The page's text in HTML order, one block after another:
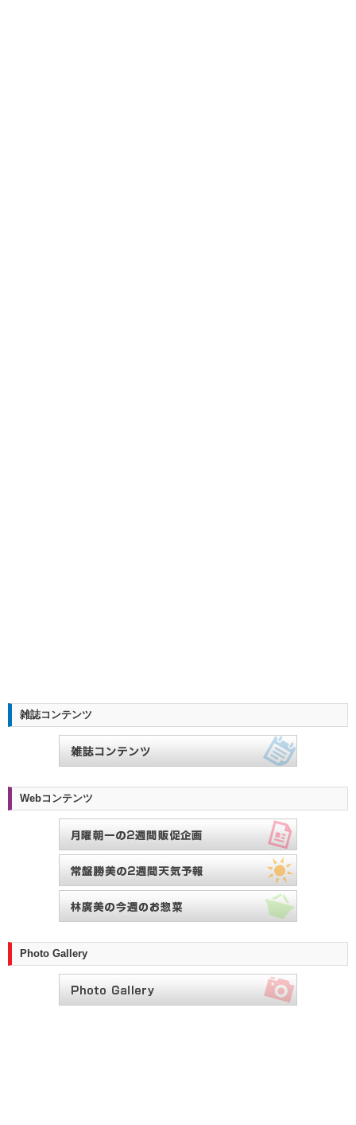
雑誌コンテンツ
Webコンテンツ
Photo Gallery